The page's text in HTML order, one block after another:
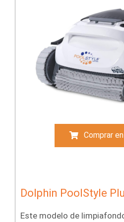
Comprar
Dolphin PoolStyle
Este modelo de